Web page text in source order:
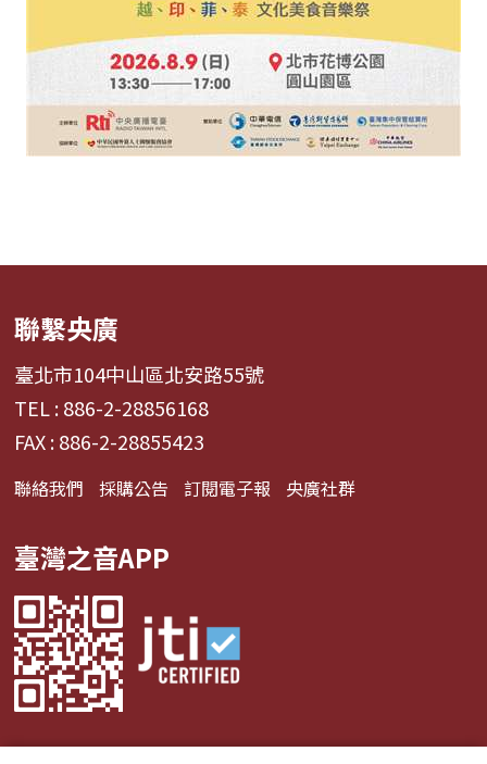
聯繫央廣
臺北市104中山區北安路55號
TEL : 886-2-28856168
FAX : 886-2-28855423
聯絡我們 採購公告 訂閱電子報 央廣社群
臺灣之音APP